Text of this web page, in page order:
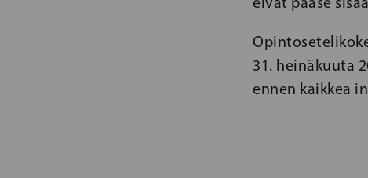
31. heinäkuuta
ennen kaikkea